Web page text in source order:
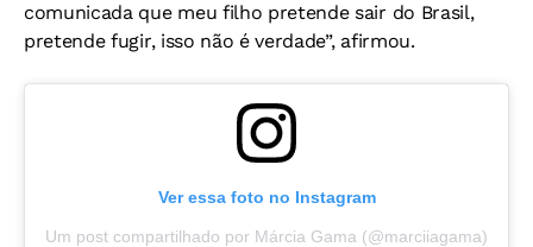
comunicada que meu filho pretende sair do Brasil,
pretende fugir, isso não é verdade”, afirmou.
Ver essa foto no Instagram
Um post compartilhado por Márcia Gama (@marciiagama)